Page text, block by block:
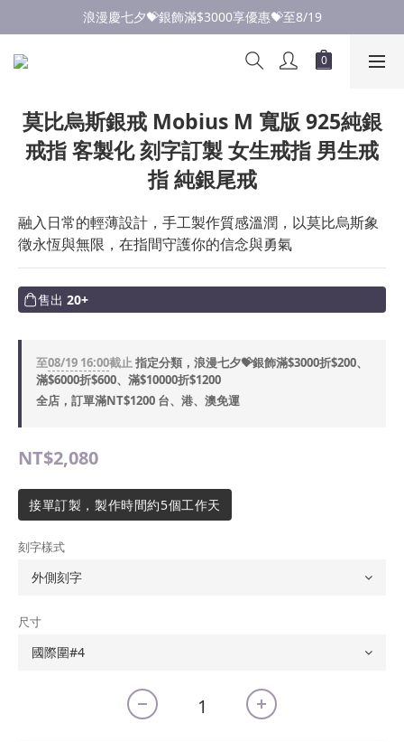
點此加入LINE✅好友領取首購優惠券
點此加入LINE✅好友領取首購優惠券
莫比烏斯銀戒 Mobius M 寬版 925純銀
戒指 客製化 刻字訂製 女生戒指 男生戒
指 純銀尾戒
融入日常的輕薄設計，手工製作質感溫潤，以莫比烏斯象
徵永恆與無限，在指間守護你的信念與勇氣
售出 20+
至08/19 16:00截止指定分類，浪漫七夕💝銀飾滿$3000折$200、
滿$6000折$600、滿$10000折$1200
全店，訂單滿NT$1200 台、港、澳免運
NT$2,080
接單訂製，製作時間約5個工作天
刻字樣式
尺寸